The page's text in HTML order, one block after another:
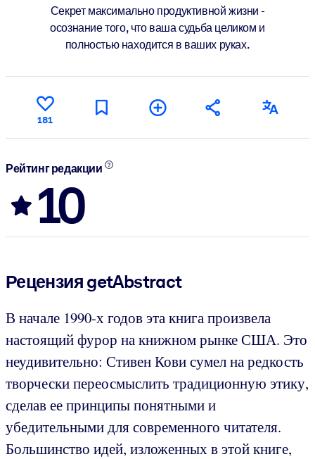
Секрет максимально продуктивной жизни -
осознание того, что ваша судьба целиком и
полностью находится в ваших руках.
181
Рейтинг редакции
10
Рецензия getAbstract
В начале 1990-х годов эта книга произвела
настоящий фурор на книжном рынке США. Это
неудивительно: Стивен Кови сумел на редкость
творчески переосмыслить традиционную этику,
сделав ее принципы понятными и
убедительными для современного читателя.
Большинство идей, изложенных в этой книге,